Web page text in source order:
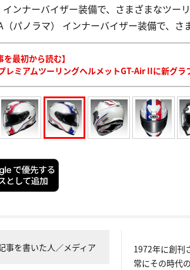
インナーバイザー装備で、さまざまなツー
（パノラマ） インナーバイザー装備で、
を最初から読む】
レミアムツーリングヘルメットGT-Air IIに新グラ
事を書いた人／メディア
1972年に創刊
常にその時代